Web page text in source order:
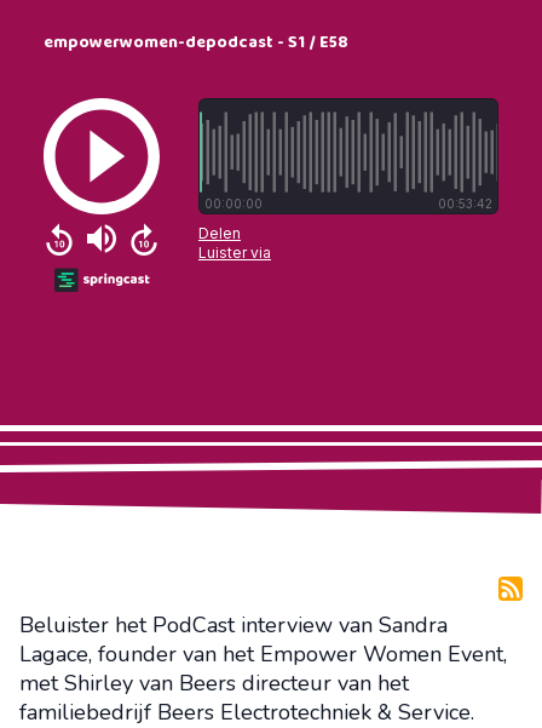
Beluister het PodCast interview van Sandra
Lagace, founder van het Empower Women Event,
met Shirley van Beers directeur van het
familiebedrijf Beers Electrotechniek & Service.